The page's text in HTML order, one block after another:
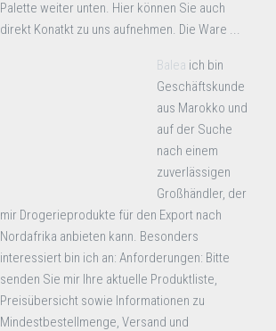
Palette weiter unten. Hier können Sie auch
direkt Konatkt zu uns aufnehmen. Die Ware ...
Balea ich bin
Geschäftskunde
aus Marokko und
auf der Suche
nach einem
zuverlässigen
Großhändler, der
mir Drogerieprodukte für den Export nach
Nordafrika anbieten kann. Besonders
interessiert bin ich an: Anforderungen: Bitte
senden Sie mir Ihre aktuelle Produktliste,
Preisübersicht sowie Informationen zu
Mindestbestellmenge, Versand und